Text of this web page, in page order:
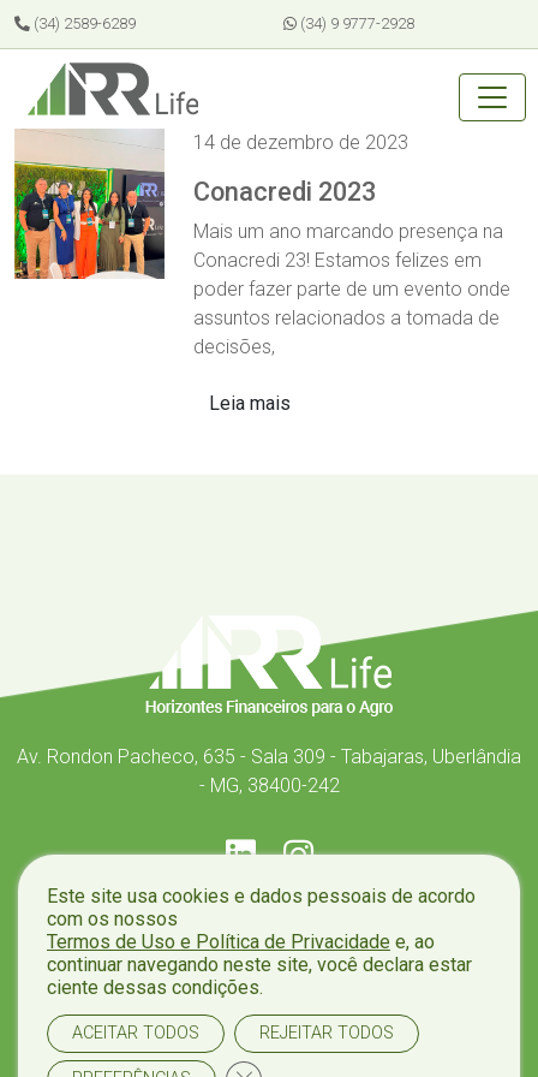
(34) 2589-6289 (34) 9 9777-2928
14 de dezembro de 2023
Conacredi 2023
Mais um ano marcando presença na
Conacredi 23! Estamos felizes em
poder fazer parte de um evento onde
assuntos relacionados a tomada de
decisões,
Leia mais
Av. Rondon Pacheco, 635 - Sala 309 - Tabajaras, Uberlândia
- MG, 38400-242
Home Sobre Nós
Política de Cookies|Política de Privacidade| © 2024.
Este site usa cookies e dados pessoais de acordo
com os nossos
Termos de Uso e Política de Privacidade e, ao
continuar navegando neste site, você declara estar
ciente dessas condições.
ACEITAR TODOS REJEITAR TODOS